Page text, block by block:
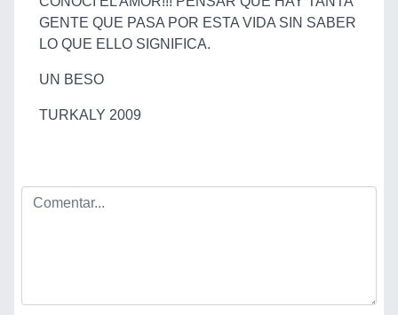
GENTE QUE PASA POR ESTA VIDA SIN SABER
LO QUE ELLO SIGNIFICA.
UN BESO
TURKALY 2009